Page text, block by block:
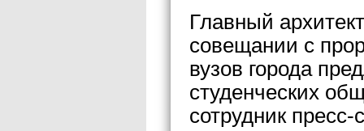
Главный
совещании с
вузов города
студенческих
сотрудник